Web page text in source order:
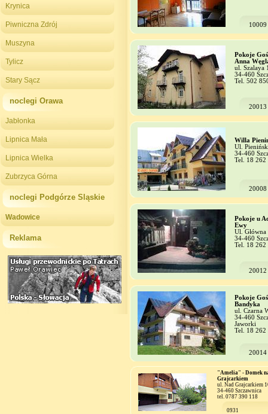
Krynica
Piwniczna Zdrój
Muszyna
Tylicz
Stary Sącz
noclegi Orawa
Jabłonka
Lipnica Mała
Lipnica Wielka
Zubrzyca Górna
noclegi Podgórze Sląskie
Wadowice
Reklama
10009
Pokoje
Anna
ul. Szalaya
34-460
Tel. 502
20013
Willa
Ul.
34-460
Tel. 18 262
20008
Pokoje u
Ewy
Ul. Główna
34-460
Tel. 18 262
20012
Pokoje
Bandyka
ul. Czarna
34-460
Jaworki
Tel. 18 262
20014
"Amelia" - Domek
Grajcarkiem
ul. Nad Grajcarkiem
34-460 Szczawnica
tel. 0787 390 118
0931